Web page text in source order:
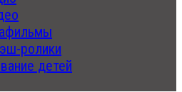
ролики
детей